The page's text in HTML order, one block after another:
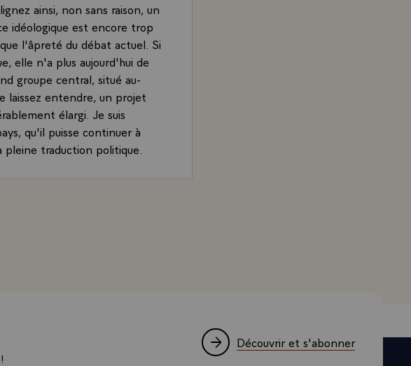
ainsi, non sans raison, un
idéologique est encore trop
l'âpreté du débat actuel. Si
elle n'a plus aujourd'hui de
groupe central, situé au-
laissez entendre, un projet
élargi. Je suis
qu'il puisse continuer à
traduction politique.
propriété et en rénovant
à son attachement au
notre démocratie :
à mon tour une simple
puisse être menée à
Valéry Giscard d'Estaing dans "Le Méridional", Paris, Palais de
Découvrir et s'abonner